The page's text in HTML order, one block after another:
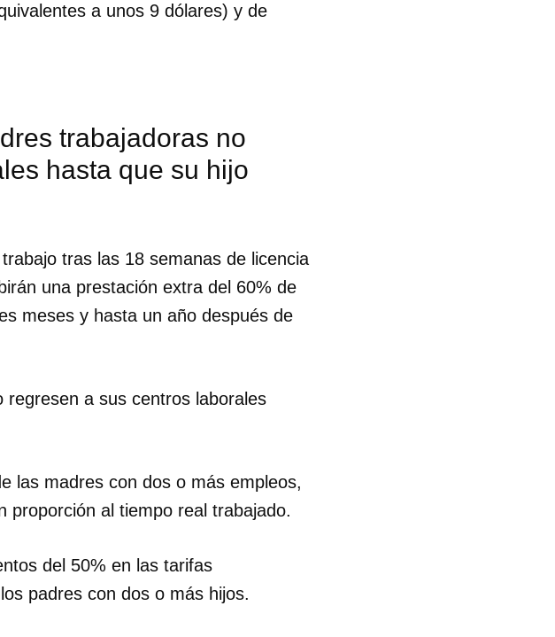
de iniciar sesión con tu
a unos 9 dólares) y de
trabajadoras no
hasta que su hijo
tras las 18 semanas de licencia
una prestación extra del 60% de
meses y hasta un año después de
a sus centros laborales
las madres con dos o más empleos,
proporción al tiempo real trabajado.
del 50% en las tarifas
padres con dos o más hijos.